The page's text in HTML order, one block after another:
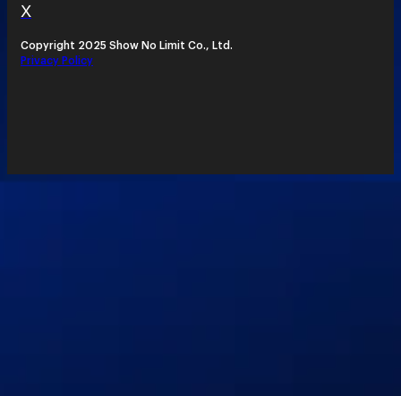
X
Copyright 2025 Show No Limit Co., Ltd.
Privacy Policy